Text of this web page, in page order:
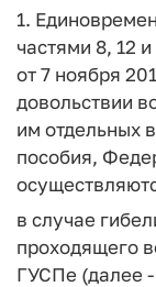
1.
частями 8, 12
от 7 ноября
довольствии
им отдельных
пособия,
в случае
проходящего
ГУСПе (далее